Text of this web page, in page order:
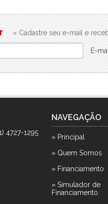
» Cadastre seu e-mail e
E-
4727-1295
NAVEGAÇÃO
» Principal
» Quem Somos
» Financiamento
» Simulador de
Financiamento